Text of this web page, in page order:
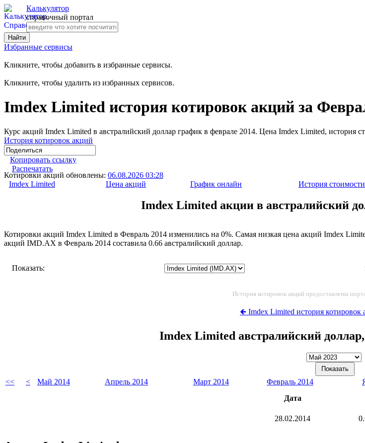
Калькулятор
справочный портал
Избранные сервисы
Кликните, чтобы добавить в избранные сервисы.
Кликните, чтобы удалить из избранных сервисов.
Imdex Limited история котировок акций за
Курс акций Imdex Limited в австралийский доллар график в феврале 2014. Цена Imdex Limited, история
История котировок акций
Копировать ссылку
Распечатать
Котировки акций обновлены: 06.08.2026 03:28
Imdex Limited
Цена акций График онлайн История стоимости
Imdex Limited акции в австралийский
Котировки акций Imdex Limited в Февраль 2014 изменились на 0%. Самая низкая цена акций Imdex
акций IMD.AX в Февраль 2014 составила 0.66 австралийский доллар.
Показать:
История котировок акций предоставлены
🡸 Imdex Limited история котировок
Imdex Limited австралийский
<< < Май 2014 Апрель 2014 Март 2014 Февраль 2014
Дата
28.02.2014